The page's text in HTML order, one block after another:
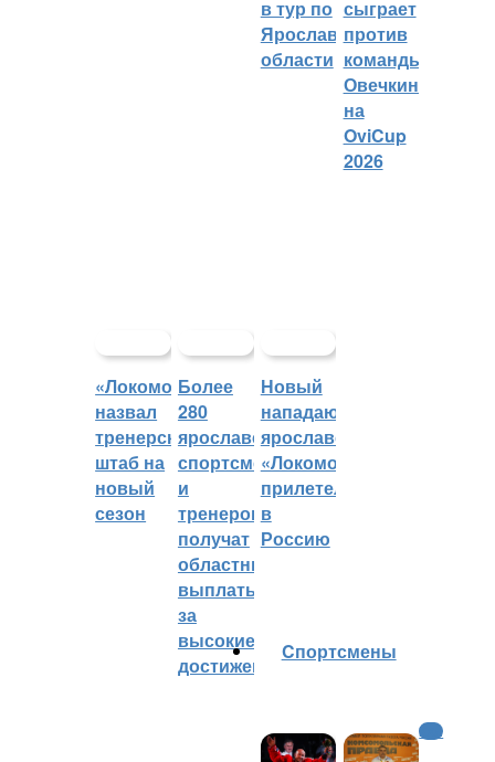
в тур по
Ярославской
области
сыграет
против
команды
Овечкина
на
OviCup
2026
«Локомотив»
назвал
тренерский
штаб на
новый
сезон
Более
280
ярославских
спортсменов
и
тренеров
получат
областные
выплаты
за
высокие
достижения
Новый
нападающий
ярославского
«Локомотива»
прилетел
в
Россию
Cпортсмены
КХЛ